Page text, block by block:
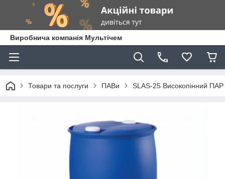
Виробнича компанія Мультічем
Товари та послуги ПАВи SLAS-25 Високопінний